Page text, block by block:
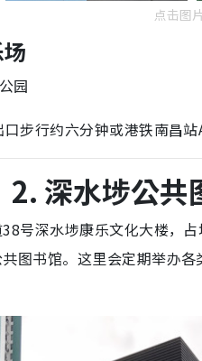
点击图
园
步行约六分钟或港铁南昌
深水埗公共
号深水埗康乐文化大楼，
图书馆。这里会定期举办